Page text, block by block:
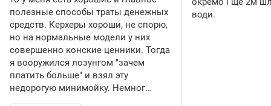
полезные способы траты денежных
средств. Керхеры хороши, не спорю,
но на нормальные модели у них
совершенно конские ценники. Тогда
я вооружился лозунгом "зачем
платить больше" и взял эту
недорогую минимойку. Немног…
води.